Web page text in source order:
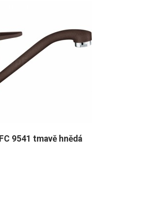
9541 tmavě hnědá